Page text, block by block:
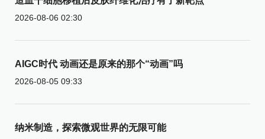
2026-08-06 02:30
AIGC时代 动画还是原来的那个“动画”吗
2026-08-05 09:33
纳米制造，探索微观世界的无限可能